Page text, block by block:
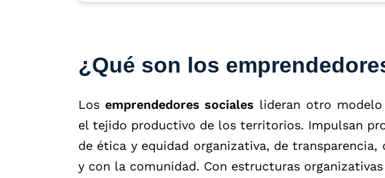
¿Qué son los
Los emprendedores sociales lideran otro modelo
el tejido productivo de los territorios. Impulsan
de ética y equidad organizativa, de
y con la comunidad. Con estructuras